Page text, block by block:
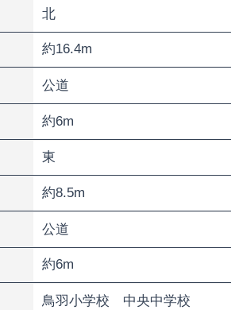
北
約16.4m
公道
約6m
東
約8.5m
公道
約6m
鳥羽小学校 中央中学校